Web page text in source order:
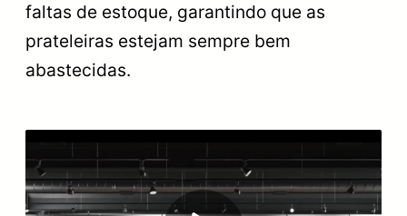
faltas de estoque, garantindo que as
prateleiras estejam sempre bem
abastecidas.